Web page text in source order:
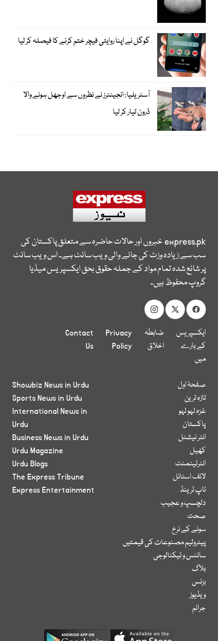
گوگل نے اپنا روایتی فیچر ختم کرنے کا فیصلہ کر لیا
آسٹریلیا: انجینئرز نے نظروں سے اوجھل ہونے والا
ڈرون تیار کر لیا
express.pkخبروں اور حالات حاضرہ سے متعلق پاکستان کی
سب سے زیادہ وزٹ کی جانے والی ویب سائٹ ہے۔ اس ویب سائٹ
پر شائع شدہ تمام مواد کے جملہ حقوق بحق ایکسپریس میڈیا
گروپ محفوظ ہیں۔
ایکسپریس
کے بارے
میں
ضابطہ
اخلاق
Privacy
Policy
Contact
Us
صفحۂ اول
تازہ ترین
غزہ لہو لہو
پاکستان
انٹر نیشنل
کھیل
انٹرٹینمنٹ
لائف اسٹائل
ٹاپ ٹرینڈ
دلچسپ و عجیب
صحت
سونے کے نرخ
پیٹرولیم مصنوعات کی قیمتیں
سائنس و ٹیکنالوجی
بلاگ
بزنس
ویڈیوز
جرائم
Showbiz News in Urdu
Sports News in Urdu
International News in
Urdu
Business News in Urdu
Urdu Magazine
Urdu Blogs
The Express Tribune
Express Entertainment